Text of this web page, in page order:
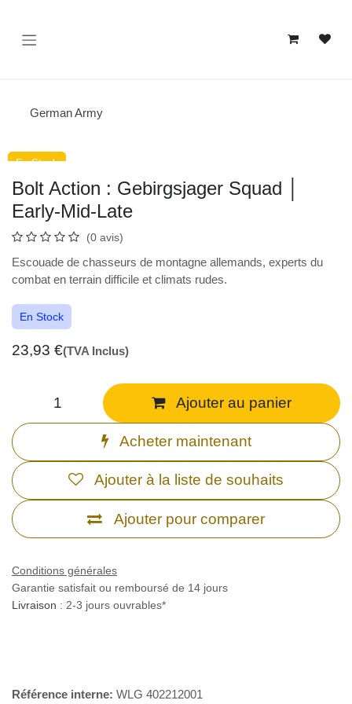
German Army
En Stock
En Stock
Bolt Action : Gebirgsjager Squad │
Early-Mid-Late
(0 avis)
Escouade de chasseurs de montagne allemands,
experts du combat en terrain difficile et climats rudes.
En Stock
23,93 €(TVA Inclus)
Ajouter au panier
Acheter maintenant
Ajouter pour comparer
Ajouter à la liste de souhaits
Conditions générales
Garantie satisfait ou remboursé de 14 jours
Livraison : 2-3 jours ouvrables*
Référence interne:WLG 402212001